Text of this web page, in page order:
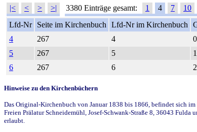
|< < > >| 3380 Einträge gesamt: 1 4 7 10
Lfd-Nr
Seite im Kirchenbuch Lfd-Nr im Kirchenbuch
4
267 4
5
267 5
6
267 6
Hinweise zu den Kirchenbüchern
Das Original-Kirchenbuch von Januar 1838 bis 1866, befindet sich
Freien Prälatur Schneidemühl, Josef-Schwank-Straße 8, 36043
erlaubt.